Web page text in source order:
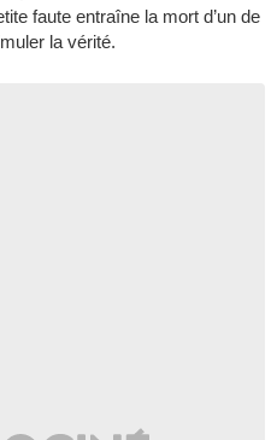
faute entraîne la mort d’un de
la vérité.